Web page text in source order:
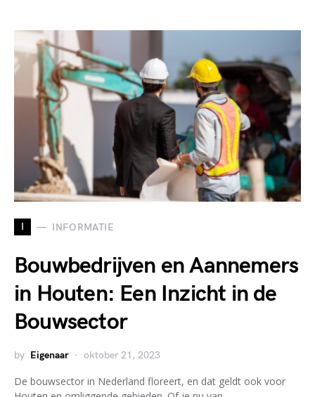
I INFORMATIE
Bouwbedrijven en Aannemers
in Houten: Een Inzicht in de
Bouwsector
by Eigenaar oktober 21, 2023
De bouwsector in Nederland floreert, en dat geldt ook voor